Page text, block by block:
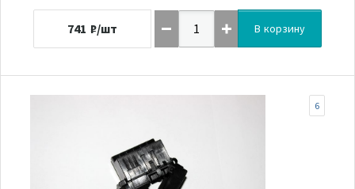
741 ₽/шт В корзину
6